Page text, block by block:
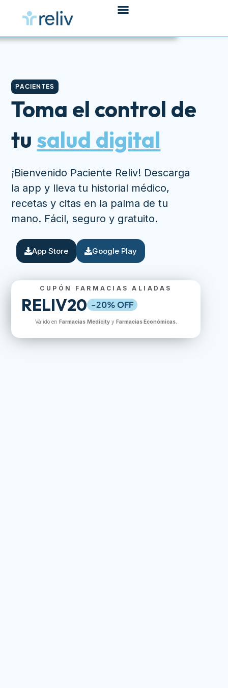
PACIENTES
Toma el control de
tusalud digital
¡Bienvenido Paciente Reliv! Descarga
la app y lleva tu historial médico,
recetas y citas en la palma de tu
mano. Fácil, seguro y gratuito.
App Store Google Play
CUPÓN FARMACIAS ALIADAS
RELIV20 -20% OFF
Válido en Farmacias Medicityy Farmacias Económicas.